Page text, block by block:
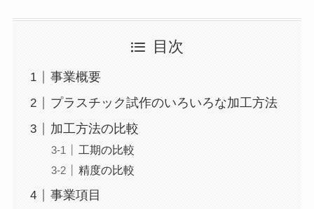
目次
事業概要
プラスチック試作のいろいろな加工方法
加工方法の比較
工期の比較
精度の比較
事業項目